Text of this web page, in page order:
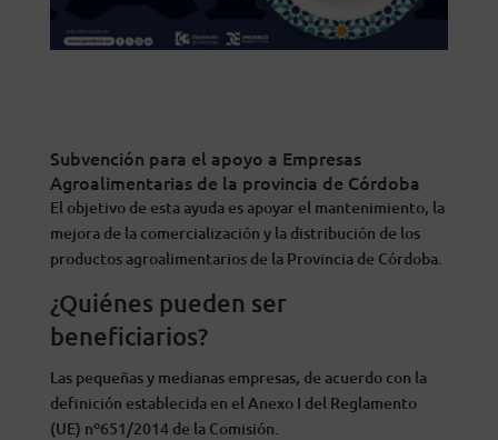
Subvención para el apoyo a Empresas
Agroalimentarias de la provincia de Córdoba
El objetivo de esta ayuda es apoyar el mantenimiento, la
mejora de la comercialización y la distribución de los
productos agroalimentarios de la Provincia de Córdoba.
¿Quiénes pueden ser
beneficiarios?
Las pequeñas y medianas empresas, de acuerdo con la
definición establecida en el Anexo I del Reglamento
(UE) nº651/2014 de la Comisión.